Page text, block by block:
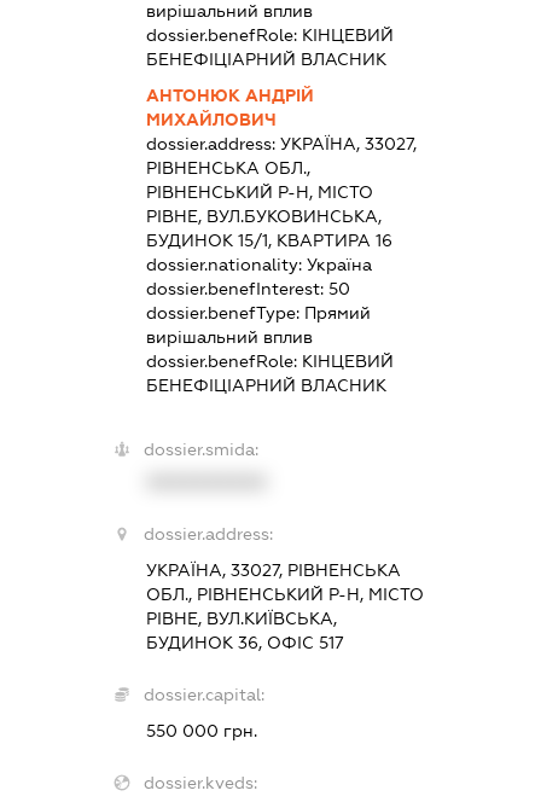
вирішальний вплив
dossier.benefRole: КІНЦЕВИЙ
БЕНЕФІЦІАРНИЙ ВЛАСНИК
АНТОНЮК АНДРІЙ
МИХАЙЛОВИЧ
dossier.address:УКРАЇНА, 33027,
РІВНЕНСЬКА ОБЛ.,
РІВНЕНСЬКИЙ Р-Н, МІСТО
РІВНЕ, ВУЛ.БУКОВИНСЬКА,
БУДИНОК 15/1, КВАРТИРА 16
dossier.nationality:Україна
dossier.benefInterest:50
dossier.benefType: Прямий
вирішальний вплив
dossier.benefRole: КІНЦЕВИЙ
БЕНЕФІЦІАРНИЙ ВЛАСНИК
dossier.smida:
dossier.address:
УКРАЇНА, 33027, РІВНЕНСЬКА
ОБЛ., РІВНЕНСЬКИЙ Р-Н, МІСТО
РІВНЕ, ВУЛ.КИЇВСЬКА,
БУДИНОК 36, ОФІС 517
dossier.capital:
550 000 грн.
dossier.kveds: